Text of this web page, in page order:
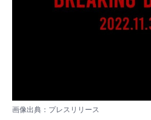
画像出典： プレスリリース